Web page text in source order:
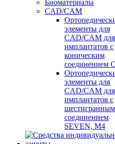
Биоматериалы
CAD/CAM
элементы для
CAD/CAM для
имплантатов с
коническим
соединением
элементы для
CAD/CAM для
имплантатов с
шестигранным
соединением
SEVEN, М4